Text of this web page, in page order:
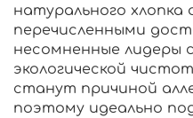
натурального
перечисленными
несомненные лидеры
экологической
станут причиной
поэтому идеально